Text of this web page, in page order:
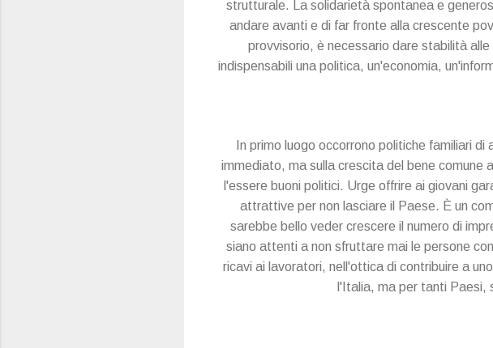
strutturale. La solidarietà spontanea e
andare avanti e di far fronte alla crescente
provvisorio, è necessario dare stabilità
indispensabili una politica, un'economia,
In primo luogo occorrono politiche familiari
immediato, ma sulla crescita del bene comune
l'essere buoni politici. Urge offrire ai giovani
attrattive per non lasciare il Paese. È un
sarebbe bello veder crescere il numero di
siano attenti a non sfruttare mai le persone
ricavi ai lavoratori, nell'ottica di contribuire a
l'Italia, ma per tanti Paesi,